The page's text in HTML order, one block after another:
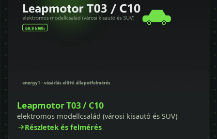
Leapmotor T03 / C10
elektromos modellcsalád (városi kisautó és SUV)
Részletek és felmérés